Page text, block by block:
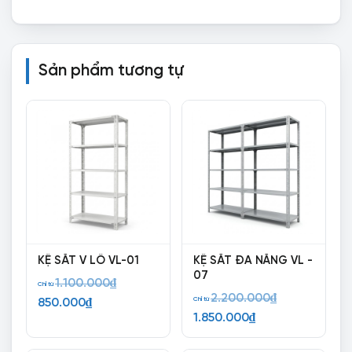
Sản phẩm tương tự
KỆ SẮT V LỖ VL-01
Chỉ từ1.100.000₫
1.100.000₫.
850.000₫Giá
tại
KỆ SẮT ĐA NĂNG VL -
07
Chỉ từ2.200.000₫
là:
1.850.000₫Giá
hiện